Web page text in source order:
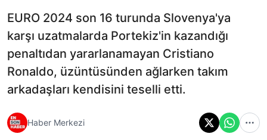
EURO 2024 son 16 turunda Slovenya'ya
karşı uzatmalarda Portekiz'in kazandığı
penaltıdan yararlanamayan Cristiano
Ronaldo, üzüntüsünden ağlarken takım
arkadaşları kendisini teselli etti.
Haber Merkezi